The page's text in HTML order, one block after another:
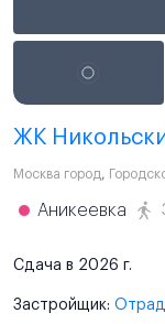
ЖК
Москва город,
Аникеевка
Сдача в 2026 г.
Застройщик: